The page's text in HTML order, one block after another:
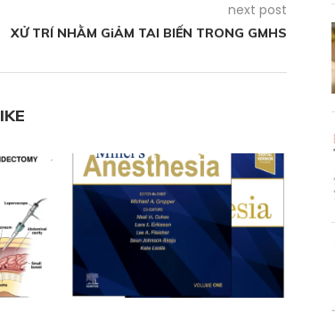
next post
XỬ TRÍ NHẰM GiẢM TAI BIẾN TRONG GMHS